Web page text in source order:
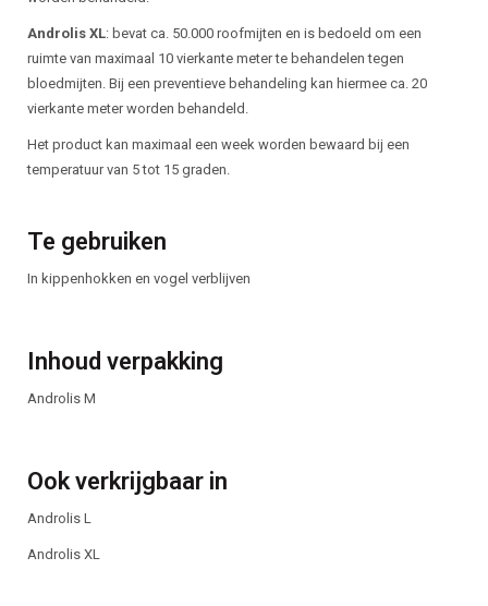
Androlis XL: bevat ca. 50.000 roofmijten en is bedoeld om een
ruimte van maximaal 10 vierkante meter te behandelen tegen
bloedmijten. Bij een preventieve behandeling kan hiermee ca. 20
vierkante meter worden behandeld.
Het product kan maximaal een week worden bewaard bij een
temperatuur van 5 tot 15 graden.
Te gebruiken
In kippenhokken en vogel verblijven
Inhoud verpakking
Androlis M
Ook verkrijgbaar in
Androlis L
Androlis XL